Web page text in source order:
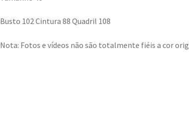
Busto 102 Cintura 88 Quadril 108
Nota: Fotos e vídeos não são totalmente fiéis a cor